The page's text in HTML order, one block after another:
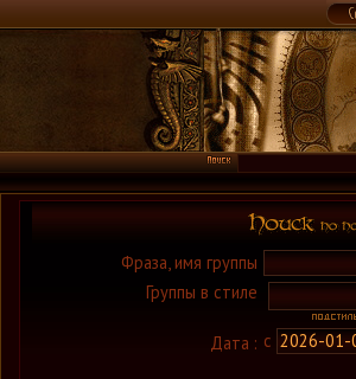
Фраза, имя группы
Группы в стиле
Дата : с